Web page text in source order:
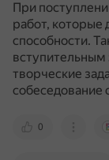
При
работ, которые
способности.
вступительным
творческие
собеседование
0